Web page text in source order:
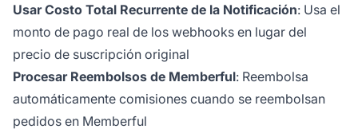
Usar Costo Total Recurrente de la Notificación: Usa el
monto de pago real de los webhooks en lugar del
precio de suscripción original
Procesar Reembolsos de Memberful: Reembolsa
automáticamente comisiones cuando se reembolsan
pedidos en Memberful